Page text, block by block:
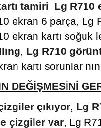
tamiri, Lg R710
ekran 6 parça, Lg
ekran kartı soğuk
, Lg R710
kartı
DEĞİŞMESİNİ
çıkıyor, Lg
çizgiler var, Lg